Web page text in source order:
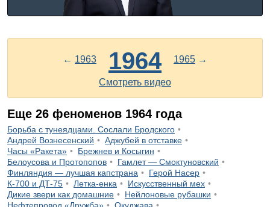
← 1963 1964 1965 →
Смотреть видео
Еще 26 феноменов 1964 года
Борьба с тунеядцами. Сослали Бродского
Андрей Вознесенский
Аджубей в отставке
Часы «Ракета»
Брежнев и Косыгин
Белоусова и Протопопов
Гамлет — Смоктуновский
Финляндия — лучшая капстрана
Герой Насер
К-700 и ДТ-75
Летка-енка
Искусственный мех
Дикие звери как домашние
Нейлоновые рубашки
Нефтепровод «Дружба»
Окуджава